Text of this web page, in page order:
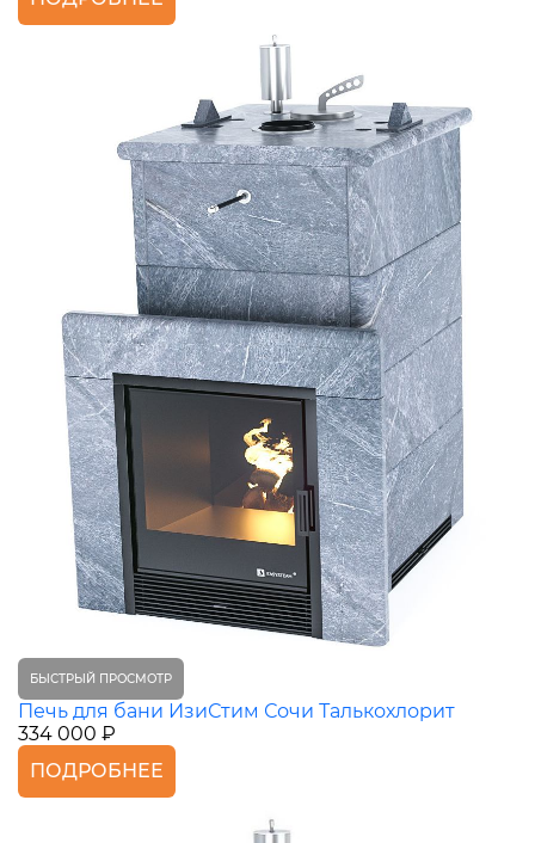
БЫСТРЫЙ ПРОСМОТР
Печь для бани ИзиСтим Сочи Талькохлорит
334 000 ₽
ПОДРОБНЕЕ